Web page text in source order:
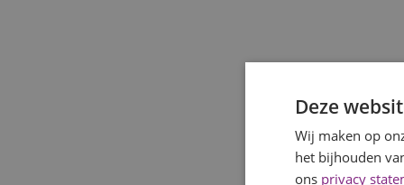
Deze
Wij maken op
het bijhouden
ons privacy